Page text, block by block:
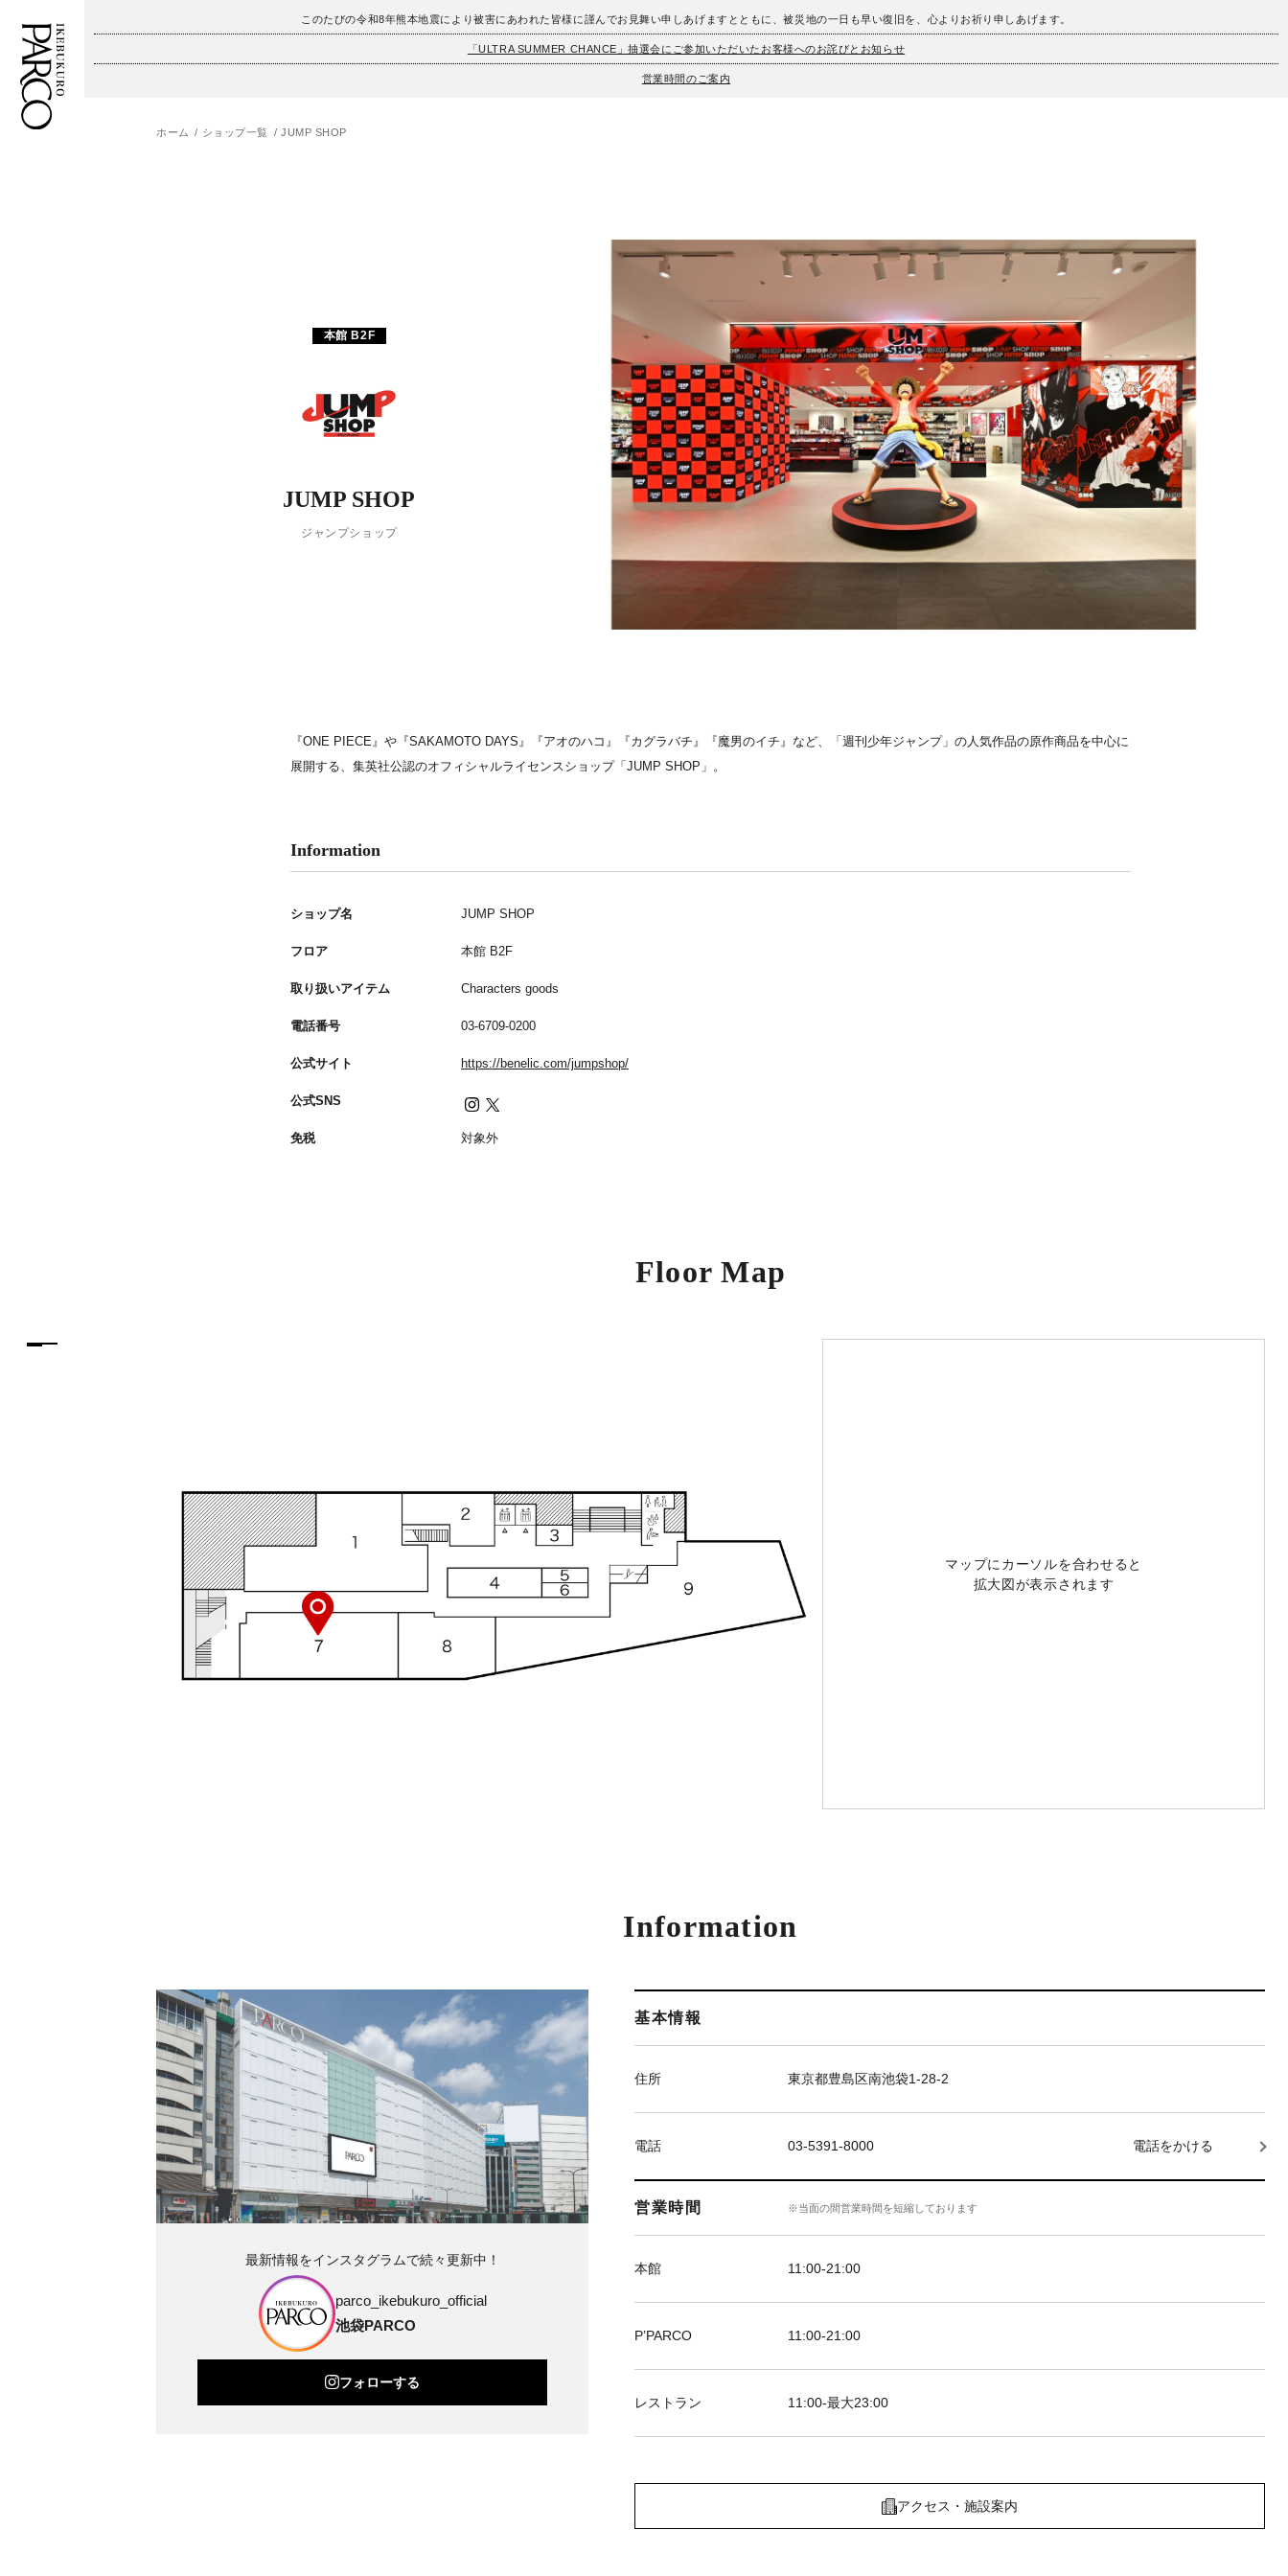
このたびの令和8年熊本地震により被害にあわれた皆様に謹んでお見舞い申しあげますとともに、被災地の一日も早い復旧を、心よりお祈り申しあげます。
「ULTRA SUMMER CHANCE」抽選会にご参加いただいたお客様へのお詫びとお知らせ
営業時間のご案内
フロアガイド
ENGLISH
ホーム ショップ一覧 JUMP SHOP
本館 B2F
JUMP SHOP
ジャンプショップ
『ONE PIECE』や『SAKAMOTO DAYS』『アオのハコ』『カグラバチ』『魔男のイチ』など、「週刊少年ジャンプ」の人気作品の原作商品を中心に
展開する、集英社公認のオフィシャルライセンスショップ「JUMP SHOP」。
Information
ショップ名 JUMP SHOP
フロア 本館 B2F
取り扱いアイテム Characters goods
電話番号 03-6709-0200
公式サイト https://benelic.com/jumpshop/
公式SNS
免税 対象外
Floor Map
マップにカーソルを合わせると
拡大図が表示されます
Information
基本情報
住所 東京都豊島区南池袋1-28-2
電話 03-5391-8000 電話をかける
営業時間 ※当面の間営業時間を短縮しております
本館 11:00-21:00
P’PARCO 11:00-21:00
レストラン 11:00-最大23:00
アクセス・施設案内
最新情報をインスタグラムで続々更新中！
parco_ikebukuro_official
池袋PARCO
フォローする